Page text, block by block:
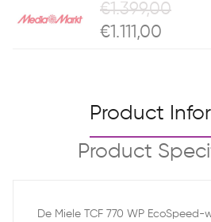
€1.399,00
€1.111,00
Product
Product
De Miele TCF 770 WP